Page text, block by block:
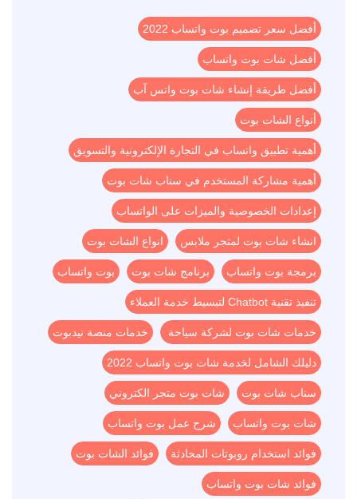
أفضل سعر تصميم بوت واتساب 2022
أفضل شات بوت واتساب
أفضل طريقة إنشاء شات بوت واتس آب
أنواع الشات بوت
أهمية تطبيق واتساب في التجارة الإلكترونية والتسويق
أهمية مشاركة المستخدم في سناب شات بوت
إعدادات الخصوصية والميزات على الواتساب
انشاء شات بوت لمتجر ملابس انواع الشات بوت
برمجة بوت واتساب برنامج شات بوت بوت واتساب
تنفيذ تقنية Chatbot لتبسيط خدمة العملاء
خدمات شات بوت لشركة سياحة خدمات منصة نيدبوت
دليلك الشامل لخدمة شات بوت واتساب 2022
سناب شات بوت شات بوت متجر الكتروني
شات بوت واتساب شرح عمل بوت واتساب
فوائد استخدام روبوتات المحادثة فوائد الشات بوت
فوائد شات بوت واتساب